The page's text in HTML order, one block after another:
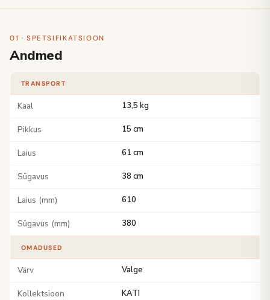
01 · SPETSIFIKATSIOON
Andmed
TRANSPORT
Kaal 13,5 kg
Pikkus 15 cm
Laius 61 cm
Sügavus 38 cm
Laius (mm) 610
Sügavus (mm) 380
OMADUSED
Värv Valge
Kollektsioon KATI